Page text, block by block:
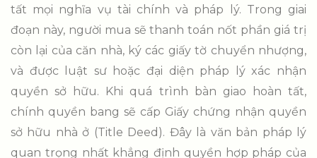
tất mọi nghĩa vụ tài chính và pháp lý. Trong giai
đoạn này, người mua sẽ thanh toán nốt phần giá trị
còn lại của căn nhà, ký các giấy tờ chuyển nhượng,
và được luật sư hoặc đại diện pháp lý xác nhận
quyền sở hữu. Khi quá trình bàn giao hoàn tất,
chính quyền bang sẽ cấp Giấy chứng nhận quyền
sở hữu nhà ở (Title Deed). Đây là văn bản pháp lý
quan trọng nhất khẳng định quyền hợp pháp của